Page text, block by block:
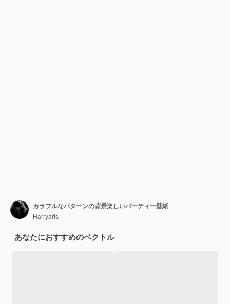
カラフルなパターンの背景楽しいパーティー壁紙
Harryarts
あなたにおすすめのベクトル